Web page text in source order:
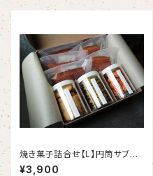
焼き菓子詰合せ【L】円筒サブレ
3種入り
¥3,900